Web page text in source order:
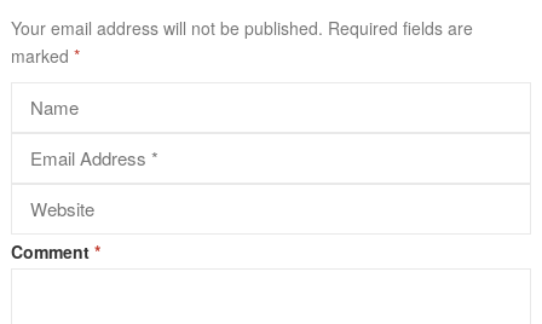
Your email address will not be published. Required fields are
marked *
Comment *